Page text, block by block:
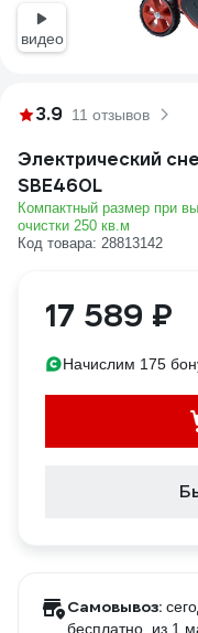
видео
3.9 11 отзывов
Электрический
SBE460L
Компактный размер при
очистки 250 кв.м
Код товара: 28813142
17 589 ₽
Начислим 175
Самовывоз:
бесплатно , из 1